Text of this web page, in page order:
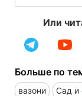
Или
Больше по
вазони Сад и